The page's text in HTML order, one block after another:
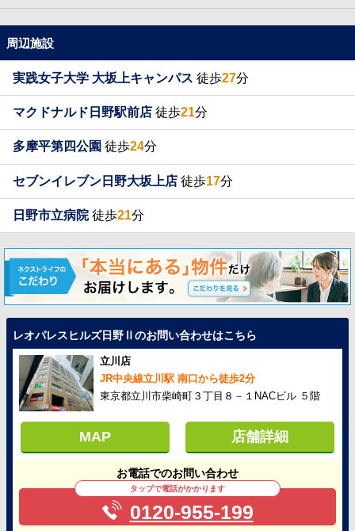
周辺施設
実践女子大学 大坂上キャンパス 徒歩27分
マクドナルド日野駅前店 徒歩21分
多摩平第四公園 徒歩24分
セブンイレブン日野大坂上店 徒歩17分
日野市立病院徒歩21分
レオパレスヒルズ日野Ⅱのお問い合わせはこちら
立川店
JR中央線立川駅 南口から徒歩2分
東京都立川市柴崎町３丁目８－１NACビル ５階
MAP 店舗詳細
お電話でのお問い合わせ
タップで電話がかかります
0120-955-199